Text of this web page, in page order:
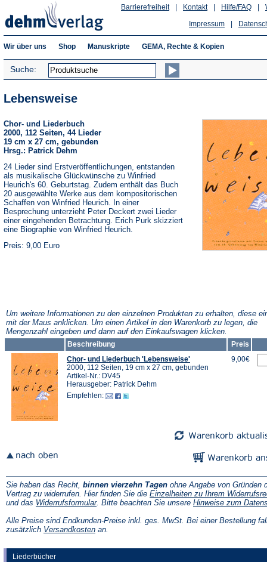
Hilfe/FAQ
Kontakt
Barrierefreiheit
Impressum
Wir über uns Shop Manuskripte GEMA, Rechte & Kopien
Suche:
Liederbücher
Lebensweise
Chor- und Liederbuch
2000, 112 Seiten, 44 Lieder
19 cm x 27 cm, gebunden
Hrsg.: Patrick Dehm
24 Lieder sind Erstveröffentlichungen, entstanden
als musikalische Glückwünsche zu Winfried
Heurich's 60. Geburtstag. Zudem enthält das Buch
20 ausgewählte Werke aus dem kompositorischen
Schaffen von Winfried Heurich. In einer
Besprechung unterzieht Peter Deckert zwei Lieder
einer eingehenden Betrachtung. Erich Purk skizziert
eine Biographie von Winfried Heurich.
Preis: 9,00 Euro
Um weitere Informationen zu den einzelnen Produkten zu erhalten, diese
mit der Maus anklicken. Um einen Artikel in den Warenkorb zu legen, die
Mengenzahl eingeben und dann auf den Einkaufswagen klicken.
Beschreibung
Preis
Chor- und Liederbuch 'Lebensweise'
2000, 112 Seiten, 19 cm x 27 cm, gebunden
Artikel-Nr.: DV45
Herausgeber: Patrick Dehm
Empfehlen:
9,00€
Sie haben das Recht, binnen vierzehn Tagen ohne Angabe von Gründen
Vertrag zu widerrufen. Hier finden Sie die Einzelheiten zu Ihrem
und das Widerrufsformular(Öffnet
einem
neuen
. Bitte beachten Sie unsere Hinweise zum
Alle Preise sind Endkunden-Preise inkl. ges. MwSt. Bei einer Bestellung
zusätzlich Versandkosten(Öffnet
an.